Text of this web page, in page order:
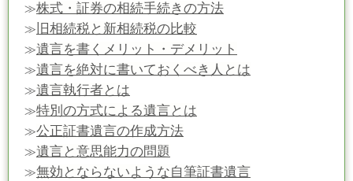
≫株式・証券の相続手続きの方法
≫ 旧相続税と新相続税の比較
≫遺言を書くメリット・デメリット
≫遺言を絶対に書いておくべき人とは
≫遺言執行者とは
≫特別の方式による遺言とは
≫公正証書遺言の作成方法
≫遺言と意思能力の問題
≫無効とならないような自筆証書遺言